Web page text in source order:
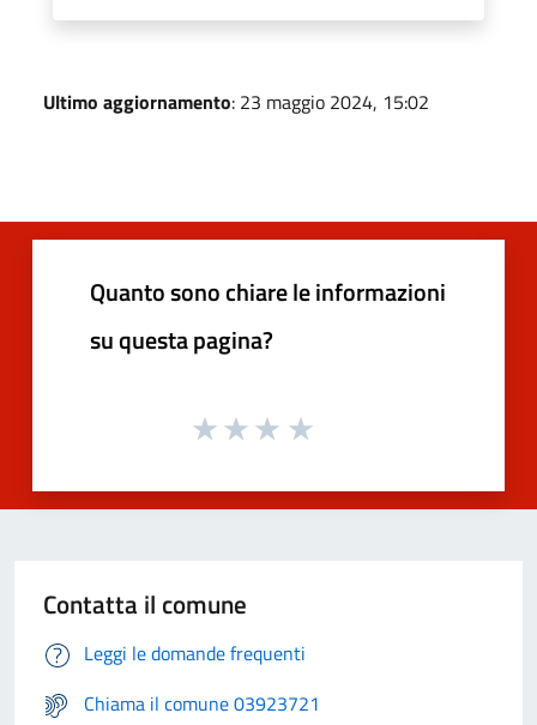
Ultimo aggiornamento: 23 maggio 2024, 15:02
Quanto sono chiare le informazioni
su questa pagina?
Contatta il comune
Leggi le domande frequenti
Chiama il comune 03923721